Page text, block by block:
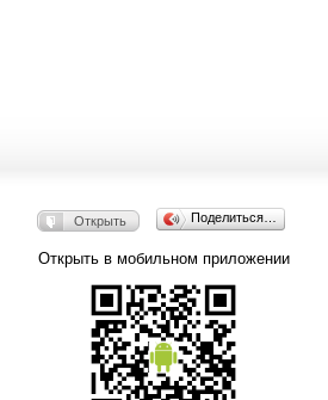
Открыть Поделиться…
Открыть в мобильном приложении